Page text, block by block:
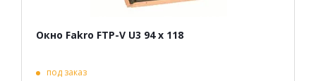
Окно Fakro FTP-V U3 94 х 118
под заказ